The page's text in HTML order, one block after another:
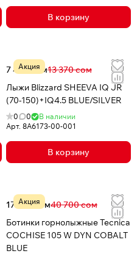
В корзину
Акция
7 499 сом13 370 сом
Лыжи Blizzard SHEEVA IQ JR
(70-150)+IQ4.5 BLUE/SILVER
0 0
В наличии
Арт. 8A6173-00-001
В корзину
Акция
17 526 сом40 700 сом
Ботинки горнолыжные Tecnica
COCHISE 105 W DYN COBALT
BLUE